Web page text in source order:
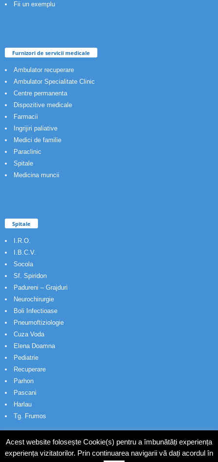
Fii un exemplu
Furnizori de servicii medicale
Ambulator recuperare
Ambulator Specialitate Clinic
Centre permanenta
Dispozitive medicale
Farmacii
Ingrijiri paliative
Medici de familie
Paraclinic
Spitale
Medicina muncii
Spitale
I.R.O.
I.B.C.V.
Socola
Sf. Spiridon
Padureni – Grajduri
Neurochirurgie
Boli Infectioase
Pneumoftiziologie
Cuza Voda
Elena Doamna
Pediatrie
Recuperare
Parhon
Pascani
Harlau
Tg. Frumos
Acest website folosește Cookie(s) pentru a îmbunătăți experiența
experiența vizitatorilor. Prin continuarea navigarii vă dați acordul în